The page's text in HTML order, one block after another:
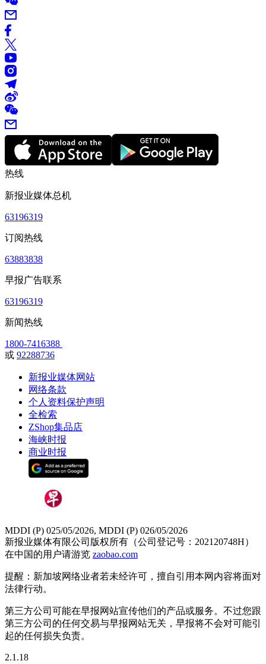
热线
新报业媒体总机
63196319
订阅热线
63883838
早报广告联系
63196319
新闻热线
1800-7416388
或 92288736
新报业媒体网站
网络条款
个人资料保护声明
全检索
ZShop集品店
海峡时报
商业时报
MDDI (P) 025/05/2026, MDDI (P) 026/05/2026
新报业媒体有限公司版权所有（公司登记号：202120748H）
在中国的用户请游览 zaobao.com
提醒：新加坡网络业者若未经许可，擅自引用本网内容将面对
法律行动。
第三方公司可能在早报网站宣传他们的产品或服务。不过您跟
第三方公司的任何交易与早报网站无关，早报将不会对可能引
起的任何损失负责。
2.1.18